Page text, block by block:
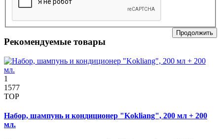
Продолжить
Рекомендуемые товары
1
1577
TOP
Набор, шампунь и кондиционер "Kokliang", 200 мл + 200
мл.